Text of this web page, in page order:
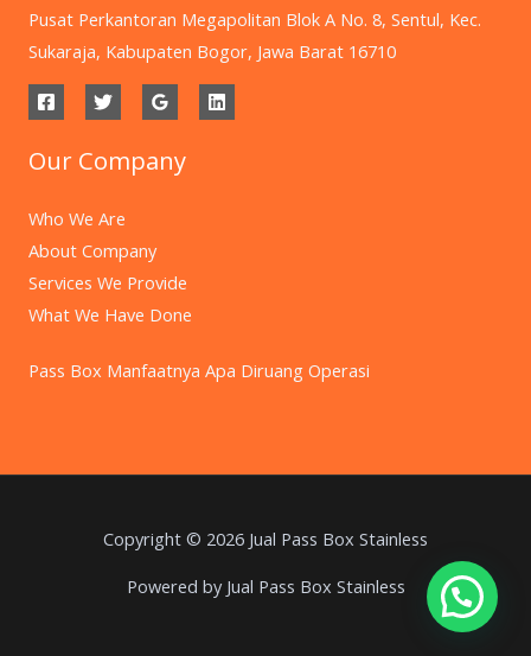
Pusat Perkantoran Megapolitan Blok A No. 8, Sentul, Kec.
Sukaraja, Kabupaten Bogor, Jawa Barat 16710
Our Company
Who We Are
About Company
Services We Provide
What We Have Done
Pass Box Manfaatnya Apa Diruang Operasi
Copyright © 2026 Jual Pass Box Stainless
Powered by Jual Pass Box Stainless